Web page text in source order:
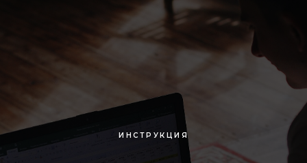
ИНСТРУКЦИЯ